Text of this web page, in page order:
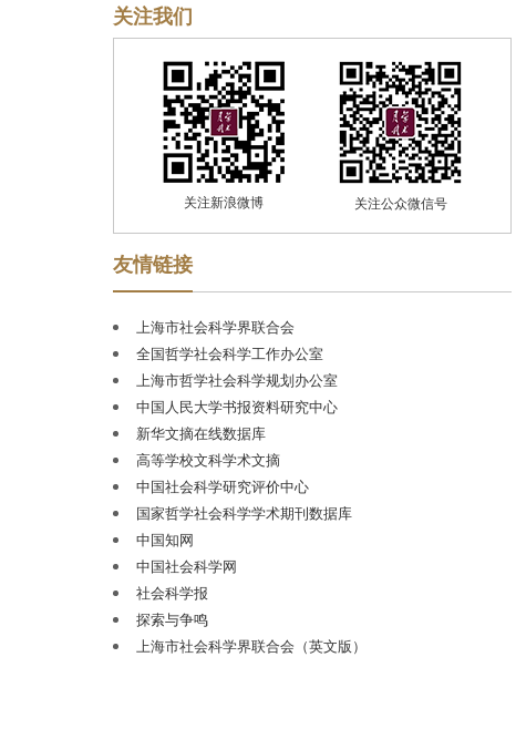
录（2018
总览》（2020年版）中，列“综合性人文社会科
学”第3位（含高校学报）。在中国社科院《中国
人文社会科学核心期刊要览（2018年版）》中，
《学术月刊》被评为“综合性人文社会科学”权威
期刊。2020年，《学术月刊》被武汉大学中国科
学评价研究中心评为“
中国权威学术期刊
”，列“人文学科综合刊”第1位。
2006-2025年，《学术月刊》在《新华文摘》
《中国社会科学文摘》《人大复印报刊资料》
同类期刊前列。此外，《学术月刊》杂志社于
2003年率先发起“中国十大学术热点”评选活动，
2006年和2011年先后联合《光明日报》理论部和
中国人民大学书报资料中心共同举办，迄今为止
已成功举办二十三届，引起了社会各界的广泛关
注，在我国人文社会科学研究和学术出版界享有
良好声誉与较大影响力。
《学术月刊》创刊于
科学界联合会主管主办。
市委的领导下，以推动、协调全市社会科学研究
和普及为主要任务的学术性群众团体
会科学界联合会成立（简称上海社联），《学术
关注我们
关注新浪微博 关注公众微信号
友情链接
上海市社会科学界联合会
全国哲学社会科学工作办公室
上海市哲学社会科学规划办公室
中国人民大学书报资料研究中心
新华文摘在线数据库
高等学校文科学术文摘
中国社会科学研究评价中心
国家哲学社会科学学术期刊数据库
中国知网
中国社会科学网
社会科学报
探索与争鸣
上海市社会科学界联合会（英文版）